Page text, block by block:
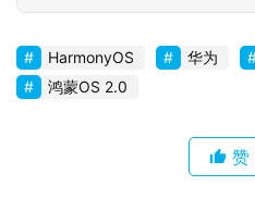
HarmonyOS 华为
鸿蒙OS 2.0
赞